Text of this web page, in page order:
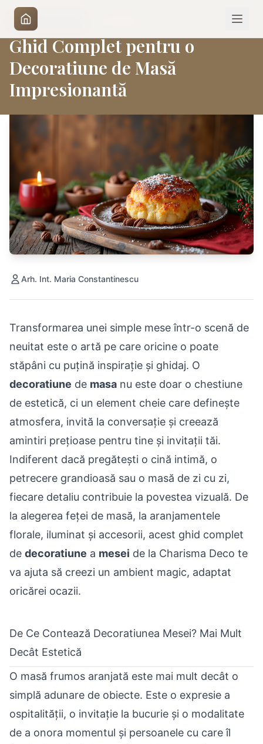
DESIGN INTERIOR
Ghid Complet pentru o
Decoratiune de Masă
Impresionantă
Arh. Int. Maria Constantinescu
Transformarea unei simple mese într-o scenă de
neuitat este o artă pe care oricine o poate
stăpâni cu puțină inspirație și ghidaj. O
decoratiune de masa nu este doar o chestiune
de estetică, ci un element cheie care definește
atmosfera, invită la conversație și creează
amintiri prețioase pentru tine și invitații tăi.
Indiferent dacă pregătești o cină intimă, o
petrecere grandioasă sau o masă de zi cu zi,
fiecare detaliu contribuie la povestea vizuală. De
la alegerea feței de masă, la aranjamentele
florale, iluminat și accesorii, acest ghid complet
de decoratiune a mesei de la Charisma Deco te
va ajuta să creezi un ambient magic, adaptat
oricărei ocazii.
De Ce Contează Decoratiunea Mesei? Mai Mult
Decât Estetică
O masă frumos aranjată este mai mult decât o
simplă adunare de obiecte. Este o expresie a
ospitalității, o invitație la bucurie și o modalitate
de a onora momentul și persoanele cu care îl